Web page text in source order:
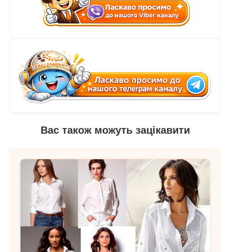
Вас також можуть зацікавити